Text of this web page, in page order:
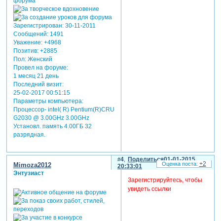
творить добро. и
никогда не причинит
боль ближнему,
никогда не предаст
того света, что горит
Зарегистрирован: 30-11-2011
Сообщений:1491
Уважение: +4968
Позитив: +2885
Пол:Женский
Провел на форуме:
1 месяц 21 день
Последний визит:
25-02-2017 00:51:15
Параметры компьютера:
Процессор- intel( R) Pentium(R)CRU
G2030 @ 3.00GHz 3.00GHz
Установл. память 4.00ГБ 32
разрядная.
Поделиться
4
01-01-2015
20:33:01
Mimoza2012
Энтузиаст
Зарегистрируйтесь, чтобы
увидеть ссылки
+2